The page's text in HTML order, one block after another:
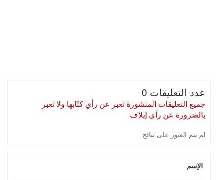
عدد التعليقات 0
جميع التعليقات المنشورة تعبر عن رأي كتّابها ولا تعبر
بالضرورة عن رأي إيلاف
لم يتم العثور على نتائج
الإسم